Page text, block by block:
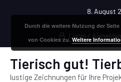
8. August
Login / Anmelden
Tierisch gut!
lustige Zeichnungen für Ihre
Durch die weitere Nutzung der
von Cookies zu.Weitere